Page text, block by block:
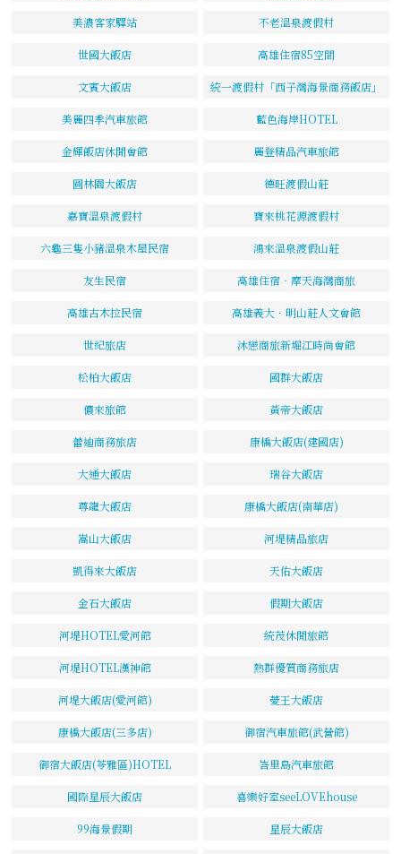
美濃客家驛站 不老溫泉渡假村
世國大飯店 高雄住宿85空間
文賓大飯店 統一渡假村「西子灣海景商務飯店」
美麗四季汽車旅館 藍色海岸HOTEL
金輝飯店休閒會館 麗登精品汽車旅館
圓林園大飯店 德旺渡假山莊
嘉寶溫泉渡假村 寶來桃花源渡假村
六龜三隻小豬溫泉木屋民宿 鴻來溫泉渡假山莊
友生民宿 高雄住宿‧摩天海灣商旅
高雄古木拉民宿 高雄義大．明山莊人文會館
世紀旅店 沐戀商旅新堀江時尚會館
松柏大飯店 國群大飯店
儂來旅館 黃帝大飯店
蕾迪商務旅店 康橋大飯店(建國店)
大通大飯店 瑞谷大飯店
尊龍大飯店 康橋大飯店(南華店)
嵩山大飯店 河堤精品旅店
凱得來大飯店 天佑大飯店
金石大飯店 假期大飯店
河堤HOTEL愛河館 統茂休閒旅館
河堤HOTEL漢神館 熱群優質商務旅店
河堤大飯店(愛河館) 薆王大飯店
康橋大飯店(三多店) 御宿汽車旅館(武營館)
御宿大飯店(苓雅區)HOTEL 峇里島汽車旅館
國際星辰大飯店 喜樂好室seeLOVEhouse
99海景假期 星辰大飯店